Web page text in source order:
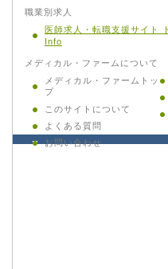
職業別求人
医師求人・転職支援サイト
Info
メディカル・ファームについて
メディカル・ファームトッ
プ
このサイトについて
よくある質問
お問い合わせ